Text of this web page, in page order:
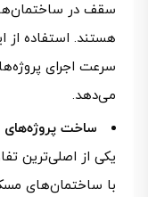
سقف در
هستند. استفاده از
سرعت اجرای
می‌دهد.
ساخت پروژه‌های
یکی از اصلی‌ترین
با ساختمان‌های